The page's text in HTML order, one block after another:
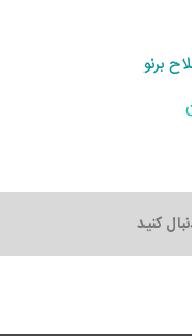
برنو
کنید